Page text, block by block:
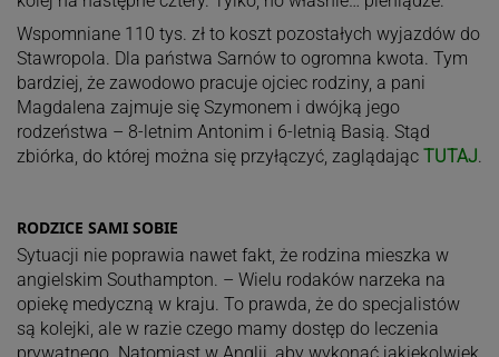
Wspomniane 110 tys. zł to koszt pozostałych wyjazdów do
Stawropola. Dla państwa Sarnów to ogromna kwota. Tym
bardziej, że zawodowo pracuje ojciec rodziny, a pani
Magdalena zajmuje się Szymonem i dwójką jego
rodzeństwa – 8-letnim Antonim i 6-letnią Basią. Stąd
zbiórka, do której można się przyłączyć, zaglądając TUTAJ.
RODZICE SAMI SOBIE
Sytuacji nie poprawia nawet fakt, że rodzina mieszka w
angielskim Southampton. – Wielu rodaków narzeka na
opiekę medyczną w kraju. To prawda, że do specjalistów
są kolejki, ale w razie czego mamy dostęp do leczenia